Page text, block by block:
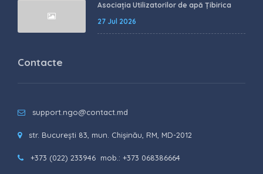
Asociația Utilizatorilor de apă Țibirica
27 Jul 2026
Contacte
support.ngo@contact.md
str. București 83, mun. Chișinău, RM, MD-2012
+373 (022) 233946 mob.: +373 068386664